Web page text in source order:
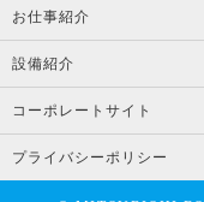
お仕事紹介
設備紹介
コーポレートサイト
プライバシーポリシー